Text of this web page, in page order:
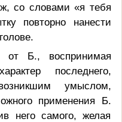
со словами «я тебя
повторно нанести
от Б., воспринимая
последнего,
умыслом,
применения Б.
него самого, желая